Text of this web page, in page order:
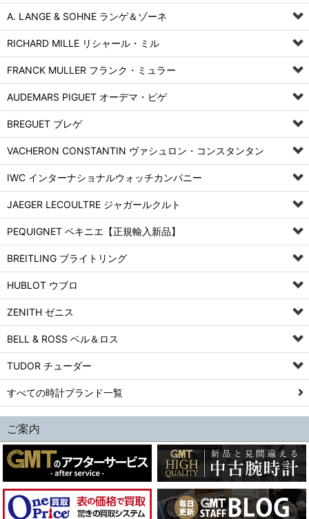
A. LANGE & SOHNE ランゲ＆ゾーネ
RICHARD MILLE リシャール・ミル
FRANCK MULLER フランク・ミュラー
AUDEMARS PIGUET オーデマ・ピゲ
BREGUET ブレゲ
VACHERON CONSTANTIN ヴァシュロン・コンスタンタン
IWC インターナショナルウォッチカンパニー
JAEGER LECOULTRE ジャガールクルト
PEQUIGNET ペキニエ【正規輸入新品】
BREITLING ブライトリング
HUBLOT ウブロ
ZENITH ゼニス
BELL & ROSS ベル＆ロス
TUDOR チューダー
すべての時計ブランド一覧
ご案内